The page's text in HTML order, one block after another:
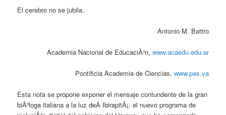
El cerebro no se jubila.
Antonio M. Battro
Academia Nacional de EducaciÃ³n, www.acaedu.edu.ar
Pontificia Academia de Ciencias, www.pas.va
Esta nota se propone exponer el mensaje contundente de la gran
biÃ³loga italiana a la luz deÂ IbirapitÃ¡, el nuevo programa de